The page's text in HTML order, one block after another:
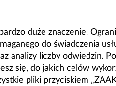
duże znaczenie.
do świadczenia
analizy liczby odwiedzin.
się, do jakich celów
pliki przyciskiem